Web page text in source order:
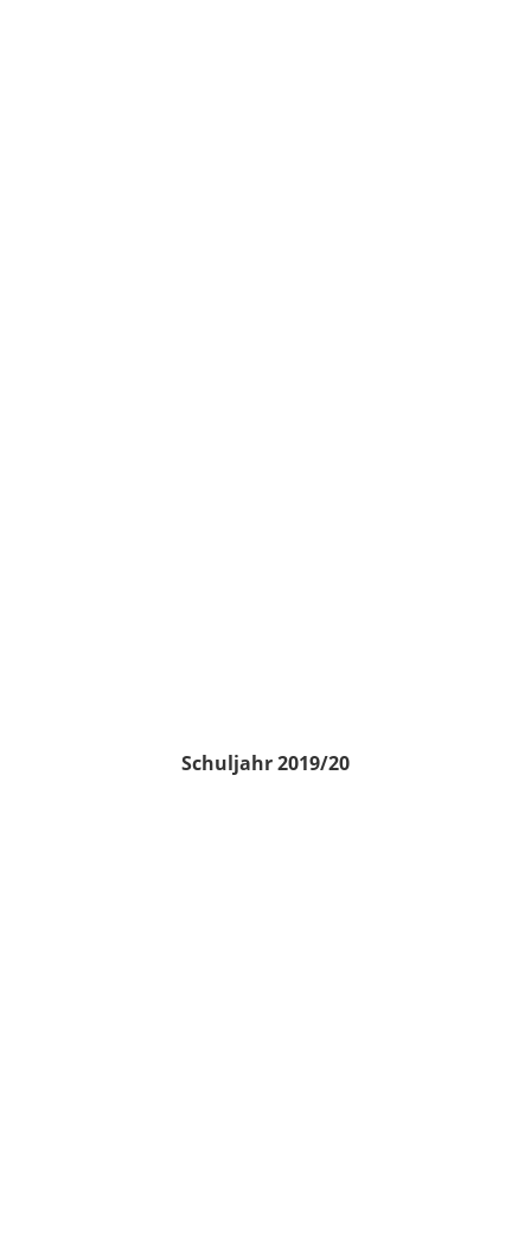
Schuljahr 2019/20